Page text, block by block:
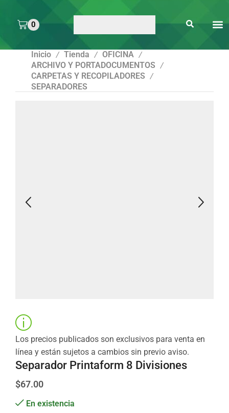
0
Inicio / Tienda / OFICINA /
ARCHIVO Y PORTADOCUMENTOS /
CARPETAS Y RECOPILADORES /
SEPARADORES
Los precios publicados son exclusivos para venta en
línea y están sujetos a cambios sin previo aviso.
Separador Printaform 8 Divisiones
$67.00
En existencia